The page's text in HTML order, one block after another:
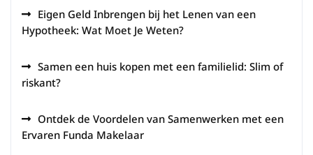
Eigen Geld Inbrengen bij het Lenen van een
Hypotheek: Wat Moet Je Weten?
Samen een huis kopen met een familielid: Slim of
riskant?
Ontdek de Voordelen van Samenwerken met een
Ervaren Funda Makelaar